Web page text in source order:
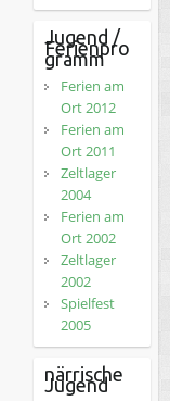
Jugend /
Ferienpro
gramm
Ferien am
Ort 2012
Ferien am
Ort 2011
Zeltlager
2004
Ferien am
Ort 2002
Zeltlager
2002
Spielfest
2005
närrische
Jugend